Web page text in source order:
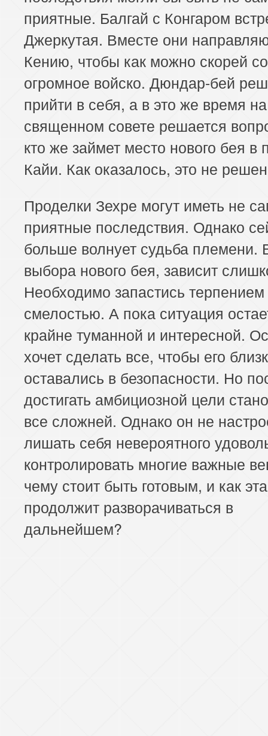
приятные. Балгай с Конгаром
Джеркутая. Вместе они
Кению, чтобы как можно скорей
огромное войско. Дюндар-бей
прийти в себя, а в это же время на
священном совете решается
кто же займет место нового бея в
Кайи. Как оказалось, это не
Проделки Зехре могут иметь не
приятные последствия. Однако
больше волнует судьба племени.
выбора нового бея, зависит
Необходимо запастись
смелостью. А пока ситуация
крайне туманной и интересной.
хочет сделать все, чтобы его
оставались в безопасности. Но
достигать амбициозной цели
все сложней. Однако он не
лишать себя невероятного
контролировать многие важные
чему стоит быть готовым, и как
продолжит разворачиваться в
дальнейшем?